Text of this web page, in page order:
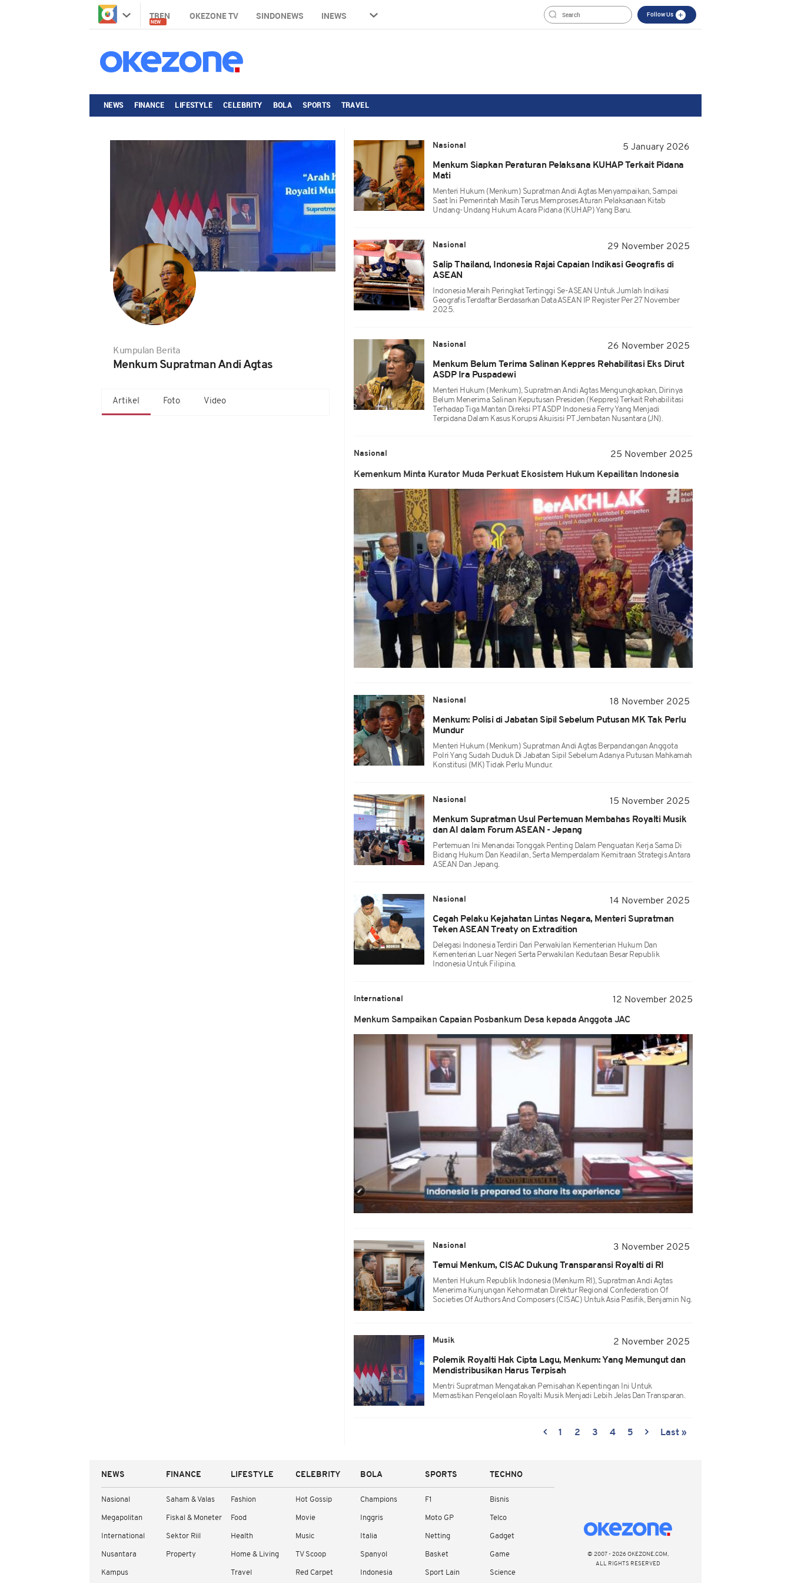
TREN
NEW
OKEZONE TV SINDONEWS INEWS Follow Us
NEWS FINANCE LIFESTYLE CELEBRITY BOLA SPORTS TRAVEL
Kumpulan Berita
Menkum Supratman Andi Agtas
Artikel Foto Video
Nasional
5 January 2026
Menkum Siapkan Peraturan Pelaksana KUHAP Terkait Pidana
Mati
Menteri Hukum (Menkum) Supratman Andi Agtas Menyampaikan, Sampai
Saat Ini Pemerintah Masih Terus Memproses Aturan Pelaksanaan Kitab
Undang-Undang Hukum Acara Pidana (KUHAP) Yang Baru.
Nasional
29 November 2025
Salip Thailand, Indonesia Rajai Capaian Indikasi Geografis di
ASEAN
Indonesia Meraih Peringkat Tertinggi Se-ASEAN Untuk Jumlah Indikasi
Geografis Terdaftar Berdasarkan Data ASEAN IP Register Per 27 November
2025.
Nasional
26 November 2025
Menkum Belum Terima Salinan Keppres Rehabilitasi Eks Dirut
ASDP Ira Puspadewi
Menteri Hukum (Menkum), Supratman Andi Agtas Mengungkapkan, Dirinya
Belum Menerima Salinan Keputusan Presiden (Keppres) Terkait Rehabilitasi
Terhadap Tiga Mantan Direksi PT ASDP Indonesia Ferry Yang Menjadi
Terpidana Dalam Kasus Korupsi Akuisisi PT Jembatan Nusantara (JN).
Nasional 25 November 2025
Kemenkum Minta Kurator Muda Perkuat Ekosistem Hukum Kepailitan Indonesia
Nasional
18 November 2025
Menkum: Polisi di Jabatan Sipil Sebelum Putusan MK Tak Perlu
Mundur
Menteri Hukum (Menkum) Supratman Andi Agtas Berpandangan Anggota
Polri Yang Sudah Duduk Di Jabatan Sipil Sebelum Adanya Putusan Mahkamah
Konstitusi (MK) Tidak Perlu Mundur.
Nasional
15 November 2025
Menkum Supratman Usul Pertemuan Membahas Royalti Musik
dan AI dalam Forum ASEAN - Jepang
Pertemuan Ini Menandai Tonggak Penting Dalam Penguatan Kerja Sama Di
Bidang Hukum Dan Keadilan, Serta Memperdalam Kemitraan Strategis Antara
ASEAN Dan Jepang.
Nasional
14 November 2025
Cegah Pelaku Kejahatan Lintas Negara, Menteri Supratman
Teken ASEAN Treaty on Extradition
Delegasi Indonesia Terdiri Dari Perwakilan Kementerian Hukum Dan
Kementerian Luar Negeri Serta Perwakilan Kedutaan Besar Republik
Indonesia Untuk Filipina.
International 12 November 2025
Menkum Sampaikan Capaian Posbankum Desa kepada Anggota JAC
Nasional
3 November 2025
Temui Menkum, CISAC Dukung Transparansi Royalti di RI
Menteri Hukum Republik Indonesia (Menkum RI), Supratman Andi Agtas
Menerima Kunjungan Kehormatan Direktur Regional Confederation Of
Societies Of Authors And Composers (CISAC) Untuk Asia Pasifik, Benjamin Ng.
Musik
2 November 2025
Polemik Royalti Hak Cipta Lagu, Menkum: Yang Memungut dan
Mendistribusikan Harus Terpisah
Mentri Supratman Mengatakan Pemisahan Kepentingan Ini Untuk
Memastikan Pengelolaan Royalti Musik Menjadi Lebih Jelas Dan Transparan.
1 2 3 4 5 Last »
NEWS
Nasional
Megapolitan
International
Nusantara
Kampus
FINANCE
Saham & Valas
Fiskal & Moneter
Sektor Riil
Property
LIFESTYLE
Fashion
Food
Health
Home & Living
Travel
CELEBRITY
Hot Gossip
Movie
Music
TV Scoop
Red Carpet
BOLA
Champions
Inggris
Italia
Spanyol
Indonesia
SPORTS
F1
Moto GP
Netting
Basket
Sport Lain
TECHNO
Bisnis
Telco
Gadget
Game
Science
© 2007 - 2026 OKEZONE.COM,
ALL RIGHTS RESERVED